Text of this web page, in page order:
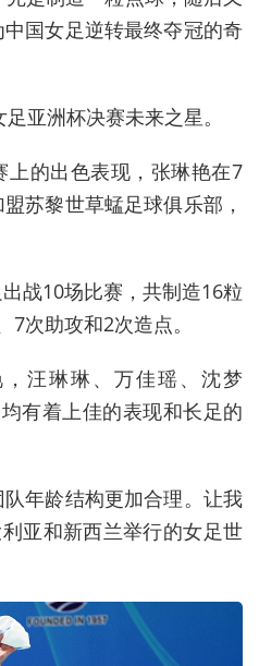
国女足逆转最终夺冠的奇
亚洲杯决赛未来之星。
的出色表现，张琳艳在7
苏黎世草蜢足球俱乐部，
战10场比赛，共制造16粒
次助攻和2次造点。
汪琳琳、万佳瑶、沈梦
有着上佳的表现和长足的
年龄结构更加合理。让我
亚和新西兰举行的女足世